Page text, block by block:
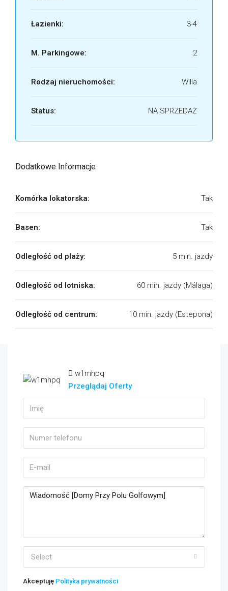
Łazienki: 3-4
M. Parkingowe: 2
Rodzaj nieruchomości: Willa
Status: NA SPRZEDAŻ
Dodatkowe Informacje
Komórka lokatorska: Tak
Basen: Tak
Odległość od plaży: 5 min. jazdy
Odległość od lotniska: 60 min. jazdy (Málaga)
Odległość od centrum: 10 min. jazdy (Estepona)
w1mhpq
Przeglądaj Oferty
Select
Akceptuję Polityka prywatności